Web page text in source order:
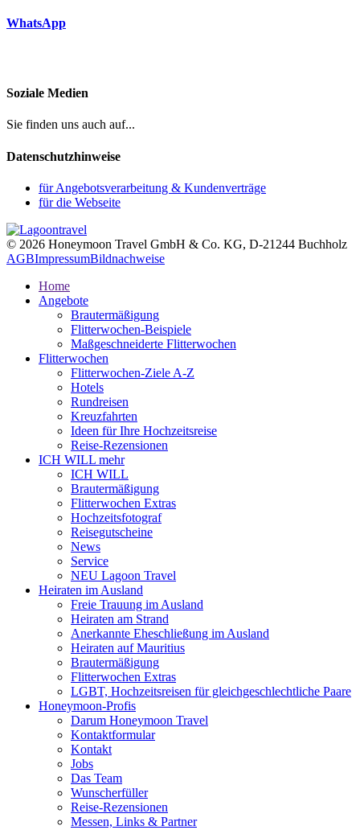
WhatsApp
Soziale Medien
Sie finden uns auch auf...
Datenschutzhinweise
für Angebotsverarbeitung & Kundenverträge
für die Webseite
© 2026 Honeymoon Travel GmbH & Co. KG, D-21244 Buchholz
AGBImpressumBildnachweise
Home
Angebote
Brautermäßigung
Flitterwochen-Beispiele
Maßgeschneiderte Flitterwochen
Flitterwochen
Flitterwochen-Ziele A-Z
Hotels
Rundreisen
Kreuzfahrten
Ideen für Ihre Hochzeitsreise
Reise-Rezensionen
ICH WILL mehr
ICH WILL
Brautermäßigung
Flitterwochen Extras
Hochzeitsfotograf
Reisegutscheine
News
Service
NEU Lagoon Travel
Heiraten im Ausland
Freie Trauung im Ausland
Heiraten am Strand
Anerkannte Eheschließung im Ausland
Heiraten auf Mauritius
Brautermäßigung
Flitterwochen Extras
LGBT, Hochzeitsreisen für gleichgeschlechtliche Paare
Honeymoon-Profis
Darum Honeymoon Travel
Kontaktformular
Kontakt
Jobs
Das Team
Wunscherfüller
Reise-Rezensionen
Messen, Links & Partner